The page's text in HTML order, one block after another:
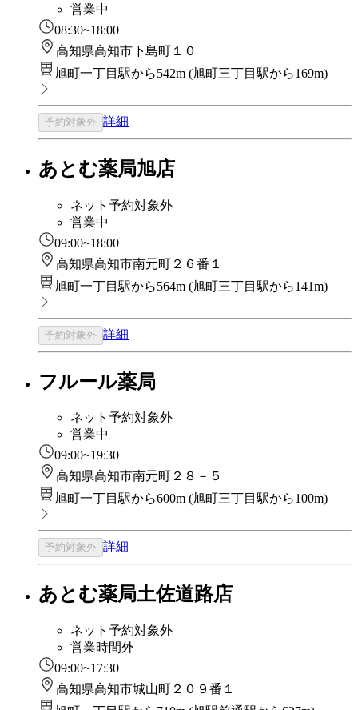
営業中
08:30~18:00
高知県高知市下島町１０
旭町一丁目駅から542m (旭町三丁目駅から169m)
予約対象外 詳細
あとむ薬局旭店
ネット予約対象外
営業中
09:00~18:00
高知県高知市南元町２６番１
旭町一丁目駅から564m (旭町三丁目駅から141m)
予約対象外 詳細
フルール薬局
ネット予約対象外
営業中
09:00~19:30
高知県高知市南元町２８－５
旭町一丁目駅から600m (旭町三丁目駅から100m)
予約対象外 詳細
あとむ薬局土佐道路店
ネット予約対象外
営業時間外
09:00~17:30
高知県高知市城山町２０９番１